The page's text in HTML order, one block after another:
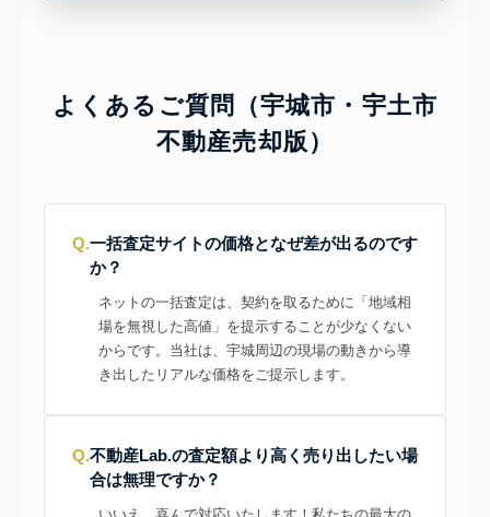
よくあるご質問（宇城市・宇土市
不動産売却版）
Q.一括査定サイトの価格となぜ差が出るのです
か？
ネットの一括査定は、契約を取るために「地域相
場を無視した高値」を提示することが少なくない
からです。当社は、宇城周辺の現場の動きから導
き出したリアルな価格をご提示します。
Q.不動産Lab.の査定額より高く売り出したい場
合は無理ですか？